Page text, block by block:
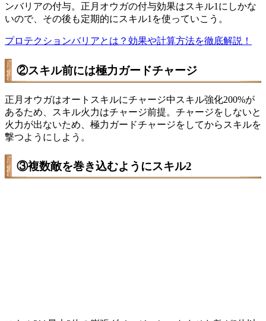
ンバリアの付与。正月オウガの付与効果はスキル1にしかな
いので、その後も定期的にスキル1を使っていこう。
プロテクションバリアとは？効果や計算方法を徹底解説！
②スキル前には極力ガードチャージ
正月オウガはオートスキルにチャージ中スキル強化200%が
あるため、スキル火力はチャージ前提。チャージをしないと
火力が出ないため、極力ガードチャージをしてからスキルを
撃つようにしよう。
③複数敵を巻き込むようにスキル2